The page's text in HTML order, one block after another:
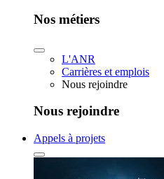
Nos métiers
L'ANR
Carrières et emplois
Nous rejoindre
Nous rejoindre
Appels à projets